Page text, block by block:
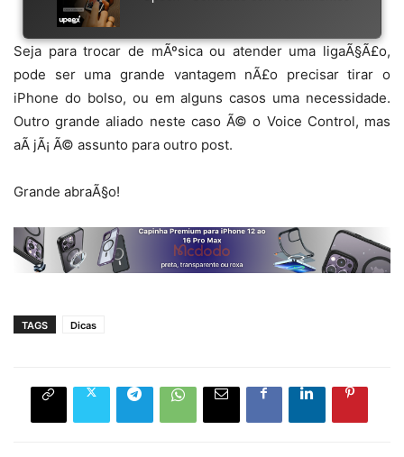
Seja para trocar de mÃºsica ou atender uma ligaÃ§Ã£o,
pode ser uma grande vantagem nÃ£o precisar tirar o
iPhone do bolso, ou em alguns casos uma necessidade.
Outro grande aliado neste caso Ã© o Voice Control, mas
aÃ­ jÃ¡ Ã© assunto para outro post.
Grande abraÃ§o!
TAGS Dicas